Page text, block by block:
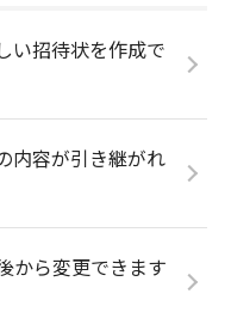
い招待状を作成で
内容が引き継がれ
から変更できます